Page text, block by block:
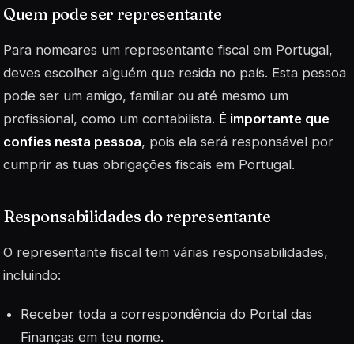
Quem pode ser representante
Para nomeares um representante fiscal em Portugal,
deves escolher alguém que resida no país. Esta pessoa
pode ser um amigo, familiar ou até mesmo um
profissional, como um contabilista. É importante que
confies nesta pessoa, pois ela será responsável por
cumprir as tuas obrigações fiscais em Portugal.
Responsabilidades do representante
O representante fiscal tem várias responsabilidades,
incluindo:
Receber toda a correspondência do Portal das
Finanças em teu nome.